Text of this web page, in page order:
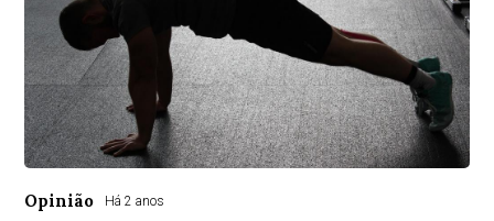
Opinião Há 2 anos